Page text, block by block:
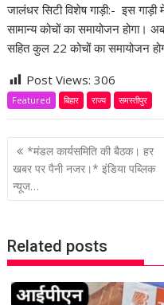
जालंधर सिटी विशेष गाड़ी:- इस
सामान्य कोचों का समायोजन
सहित कुल 22 कोचों का समायोजन
Post Views:306
Featured बिहार राज्य समस्तीपुर
P
o
s
n
a
*मंडल कार्यसमिति की बैठक। हर
खबर पर पैनी नजर।* इंडिया पब्लिक
न्यूज…
Related posts